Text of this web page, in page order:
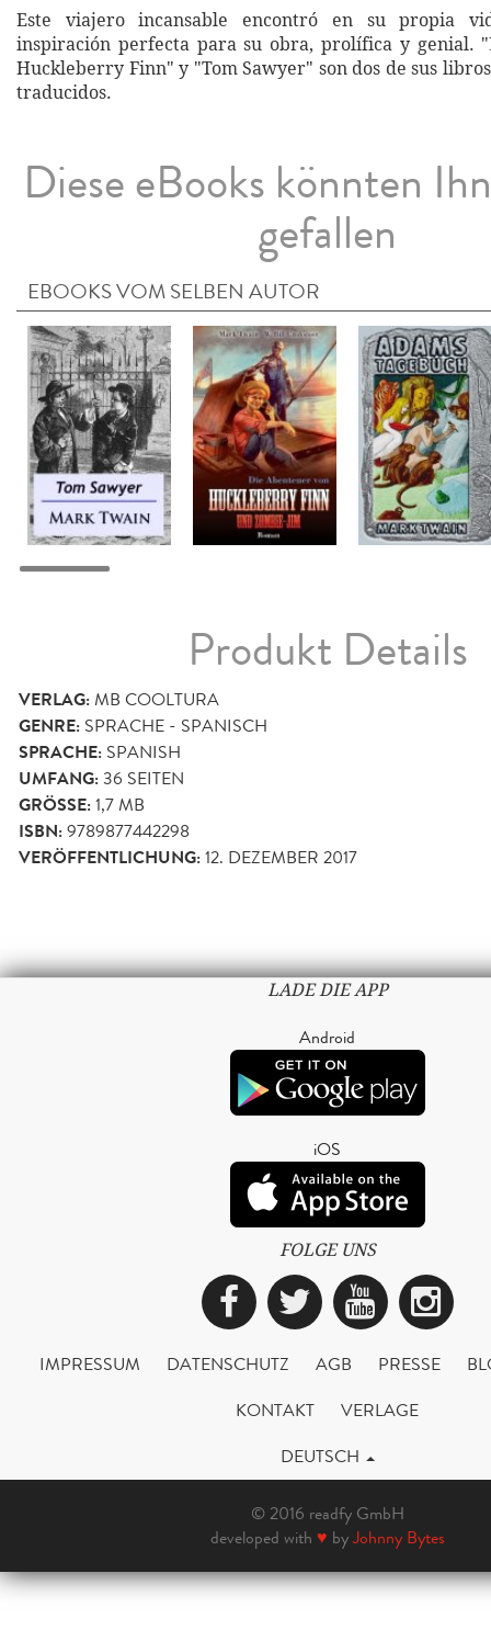
Este viajero incansable encontró en su propia
inspiración perfecta para su obra, prolífica y genial.
Huckleberry Finn" y "Tom Sawyer" son dos de sus
traducidos.
Diese eBooks könnten
gefallen
EBOOKS VOM SELBEN AUTOR
Produkt Details
VERLAG:MB COOLTURA
GENRE: SPRACHE - SPANISCH
SPRACHE: SPANISH
UMFANG:36 SEITEN
GRÖSSE: 1,7 MB
ISBN:9789877442298
VERÖFFENTLICHUNG:12. DEZEMBER 2017
LADE DIE APP
Android
iOS
FOLGE UNS
Facebook
Twitter
IMPRESSUM DATENSCHUTZ AGB PRESSE
KONTAKT
VERLAGE
DEUTSCH
© 2016 readfy GmbH
developed with ♥ byJohnny Bytes